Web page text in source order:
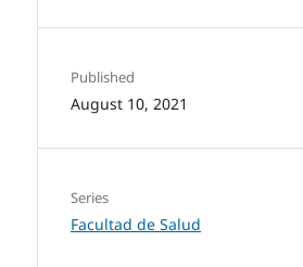
Published
August 10, 2021
Series
Facultad de Salud